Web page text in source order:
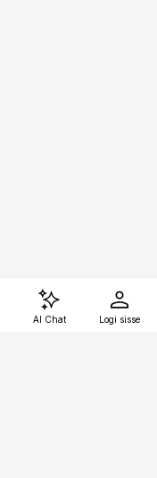
AI Chat Logi sisse